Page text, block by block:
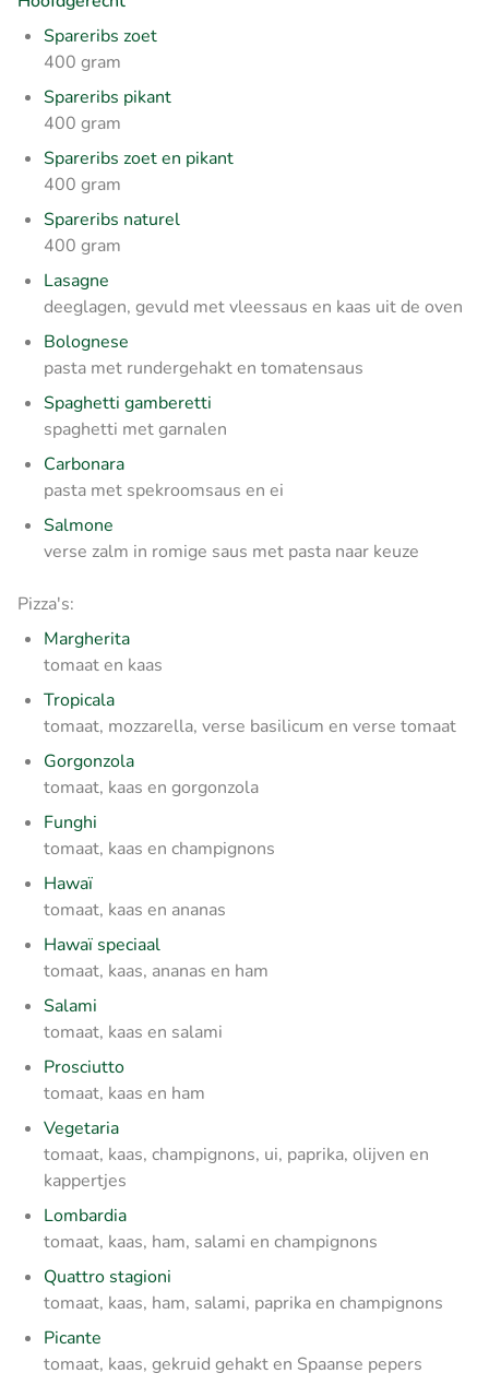
Spareribs zoet
400 gram
Spareribs pikant
400 gram
Spareribs zoet en pikant
400 gram
Spareribs naturel
400 gram
Lasagne
deeglagen, gevuld met vleessaus en kaas uit de oven
Bolognese
pasta met rundergehakt en tomatensaus
Spaghetti gamberetti
spaghetti met garnalen
Carbonara
pasta met spekroomsaus en ei
Salmone
verse zalm in romige saus met pasta naar keuze
Pizza's:
Margherita
tomaat en kaas
Tropicala
tomaat, mozzarella, verse basilicum en verse tomaat
Gorgonzola
tomaat, kaas en gorgonzola
Funghi
tomaat, kaas en champignons
Hawaï
tomaat, kaas en ananas
Hawaï speciaal
tomaat, kaas, ananas en ham
Salami
tomaat, kaas en salami
Prosciutto
tomaat, kaas en ham
Vegetaria
tomaat, kaas, champignons, ui, paprika, olijven en
kappertjes
Lombardia
tomaat, kaas, ham, salami en champignons
Quattro stagioni
tomaat, kaas, ham, salami, paprika en champignons
Picante
tomaat, kaas, gekruid gehakt en Spaanse pepers